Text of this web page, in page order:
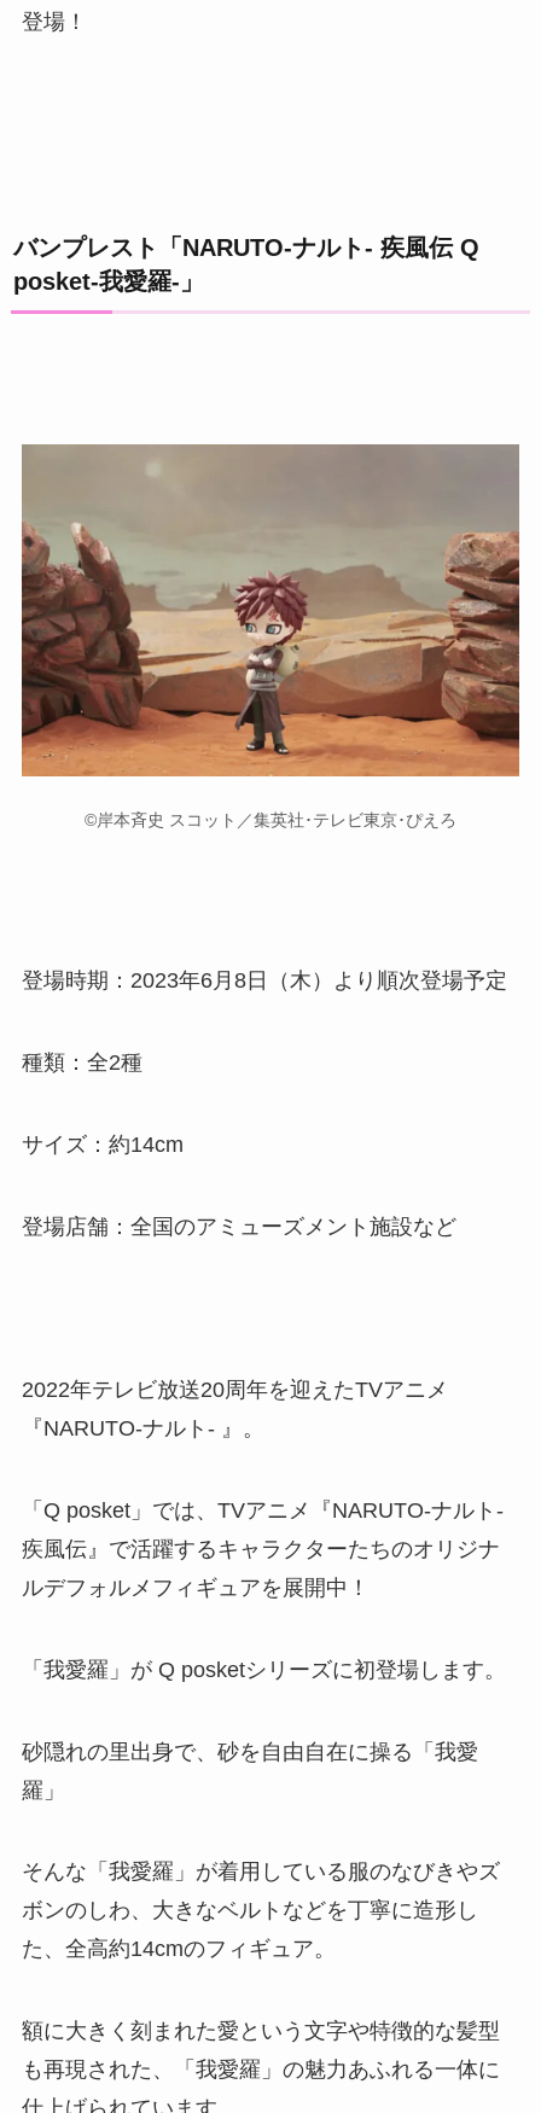
登場！
バンプレスト「NARUTO-ナルト- 疾風伝 Q
posket-我愛羅-」
©岸本斉史 スコット／集英社･テレビ東京･ぴえろ
登場時期：2023年6月8日（木）より順次登場予定
種類：全2種
サイズ：約14cm
登場店舗：全国のアミューズメント施設など
2022年テレビ放送20周年を迎えたTVアニメ
『NARUTO-ナルト- 』。
「Q posket」では、TVアニメ『NARUTO-ナルト-
疾風伝』で活躍するキャラクターたちのオリジナ
ルデフォルメフィギュアを展開中！
「我愛羅」が Q posketシリーズに初登場します。
砂隠れの里出身で、砂を自由自在に操る「我愛
羅」
そんな「我愛羅」が着用している服のなびきやズ
ボンのしわ、大きなベルトなどを丁寧に造形し
た、全高約14cmのフィギュア。
額に大きく刻まれた愛という文字や特徴的な髪型
も再現された、「我愛羅」の魅力あふれる一体に